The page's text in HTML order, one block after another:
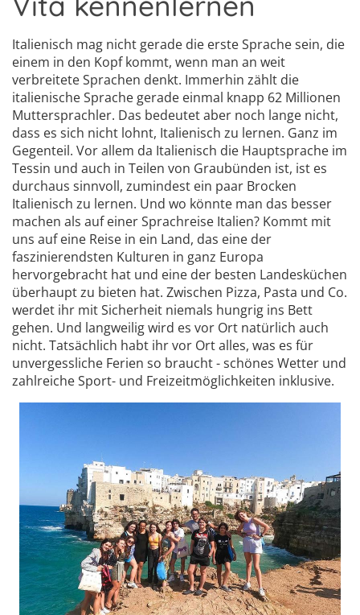
Italienisch mag nicht gerade die erste Sprache sein, die
einem in den Kopf kommt, wenn man an weit
verbreitete Sprachen denkt. Immerhin zählt die
italienische Sprache gerade einmal knapp 62 Millionen
Muttersprachler. Das bedeutet aber noch lange nicht,
dass es sich nicht lohnt, Italienisch zu lernen. Ganz im
Gegenteil. Vor allem da Italienisch die Hauptsprache im
Tessin und auch in Teilen von Graubünden ist, ist es
durchaus sinnvoll, zumindest ein paar Brocken
Italienisch zu lernen. Und wo könnte man das besser
machen als auf einer Sprachreise Italien? Kommt mit
uns auf eine Reise in ein Land, das eine der
faszinierendsten Kulturen in ganz Europa
hervorgebracht hat und eine der besten Landesküchen
überhaupt zu bieten hat. Zwischen Pizza, Pasta und Co.
werdet ihr mit Sicherheit niemals hungrig ins Bett
gehen. Und langweilig wird es vor Ort natürlich auch
nicht. Tatsächlich habt ihr vor Ort alles, was es für
unvergessliche Ferien so braucht - schönes Wetter und
zahlreiche Sport- und Freizeitmöglichkeiten inklusive.